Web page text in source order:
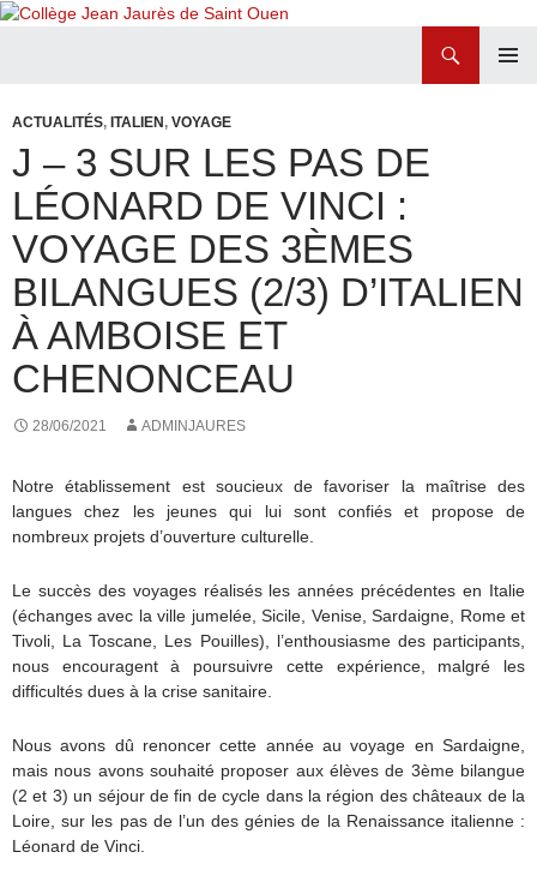
CONTENU
ACTUALITÉS, ITALIEN, VOYAGE
J – 3 SUR LES PAS DE
LÉONARD DE VINCI :
VOYAGE DES 3ÈMES
BILANGUES (2/3) D’ITALIEN
À AMBOISE ET
CHENONCEAU
28/06/2021 ADMINJAURES
Notre établissement est soucieux de favoriser la maîtrise des
langues chez les jeunes qui lui sont confiés et propose de
nombreux projets d’ouverture culturelle.
Le succès des voyages réalisés les années précédentes en Italie
(échanges avec la ville jumelée, Sicile, Venise, Sardaigne, Rome et
Tivoli, La Toscane, Les Pouilles), l’enthousiasme des participants,
nous encouragent à poursuivre cette expérience, malgré les
difficultés dues à la crise sanitaire.
Nous avons dû renoncer cette année au voyage en Sardaigne,
mais nous avons souhaité proposer aux élèves de 3ème bilangue
(2 et 3) un séjour de fin de cycle dans la région des châteaux de la
Loire, sur les pas de l’un des génies de la Renaissance italienne :
Léonard de Vinci.